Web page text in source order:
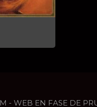
- WEB EN FASE DE